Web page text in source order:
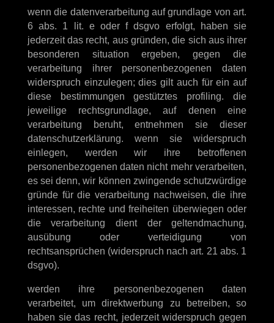
wenn die datenverarbeitung auf grundlage von art.
6 abs. 1 lit. e oder f dsgvo erfolgt, haben sie
jederzeit das recht, aus gründen, die sich aus ihrer
besonderen situation ergeben, gegen die
verarbeitung ihrer personenbezogenen daten
widerspruch einzulegen; dies gilt auch für ein auf
diese bestimmungen gestütztes profiling. die
jeweilige rechtsgrundlage, auf denen eine
verarbeitung beruht, entnehmen sie dieser
datenschutzerklärung. wenn sie widerspruch
einlegen, werden wir ihre betroffenen
personenbezogenen daten nicht mehr verarbeiten,
es sei denn, wir können zwingende schutzwürdige
gründe für die verarbeitung nachweisen, die ihre
interessen, rechte und freiheiten überwiegen oder
die verarbeitung dient der geltendmachung,
ausübung oder verteidigung von
rechtsansprüchen (widerspruch nach art. 21 abs. 1
dsgvo).
werden ihre personenbezogenen daten
verarbeitet, um direktwerbung zu betreiben, so
haben sie das recht, jederzeit widerspruch gegen